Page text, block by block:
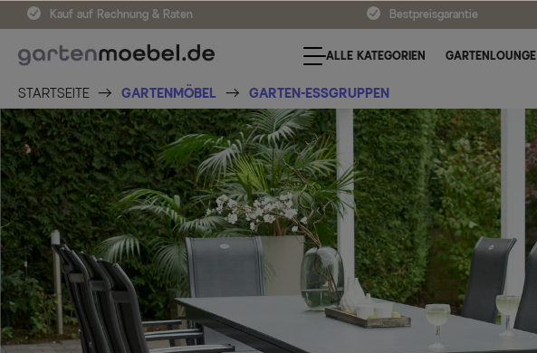
Kauf auf Rechnung & Raten Bestpreisgarantie
ALLE KATEGORIEN GARTENLOUNGE
STARTSEITE GARTENMÖBEL GARTEN-ESSGRUPPEN